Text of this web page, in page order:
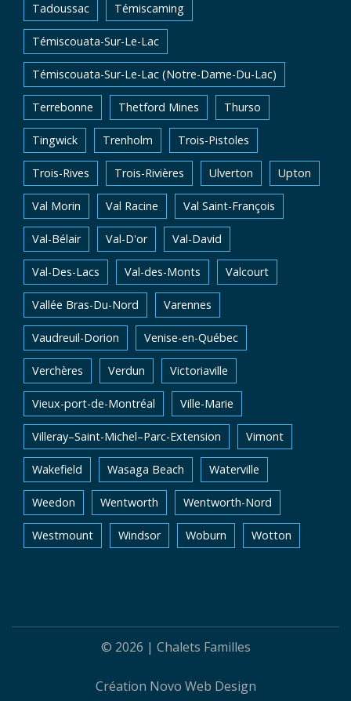
Tadoussac Témiscaming
Témiscouata-Sur-Le-Lac
Témiscouata-Sur-Le-Lac (Notre-Dame-Du-Lac)
Terrebonne Thetford Mines Thurso
Tingwick Trenholm Trois-Pistoles
Trois-Rives Trois-Rivières Ulverton Upton
Val Morin Val Racine Val Saint-François
Val-Bélair Val-D'or Val-David
Val-Des-Lacs Val-des-Monts Valcourt
Vallée Bras-Du-Nord Varennes
Vaudreuil-Dorion Venise-en-Québec
Verchères Verdun Victoriaville
Vieux-port-de-Montréal Ville-Marie
Villeray–Saint-Michel–Parc-Extension Vimont
Wakefield Wasaga Beach Waterville
Weedon Wentworth Wentworth-Nord
Westmount Windsor Woburn Wotton
© 2026 | Chalets Familles
Création Novo Web Design